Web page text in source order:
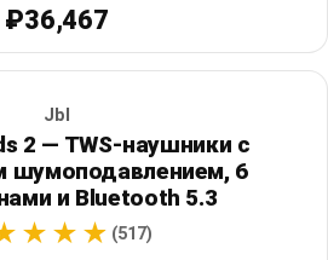
₽36,467
Jbl
2 — TWS-наушники с
шумоподавлением, 6
и Bluetooth 5.3
(517)